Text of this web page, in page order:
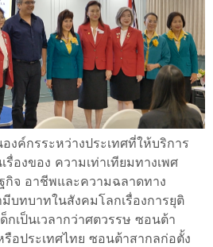
งค์กรระหว่างประเทศที่ให้บริการ
องของ ความเท่าเทียมทางเพศ
กิจ อาชีพและความฉลาดทาง
บทบาทในสังคมโลกเรื่องการยุติ
กเป็นเวลากว่าศตวรรษ ซอนต้า
อประเทศไทย ซอนต้าสากลก่อตั้ง